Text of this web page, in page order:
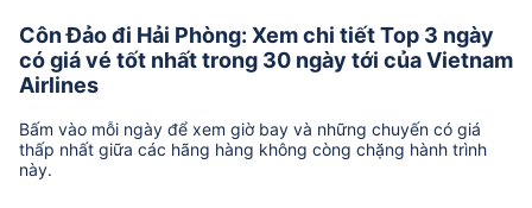
Côn Đảo đi Hải Phòng: Xem chi tiết Top 3 ngày
có giá vé tốt nhất trong 30 ngày tới của Vietnam
Airlines
Bấm vào mỗi ngày để xem giờ bay và những chuyến có giá
thấp nhất giữa các hãng hàng không còng chặng hành trình
này.